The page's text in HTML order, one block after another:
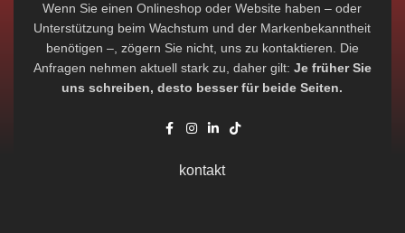
Wenn Sie einen Onlineshop oder Website haben – oder
Unterstützung beim Wachstum und der Markenbekanntheit
benötigen –, zögern Sie nicht, uns zu kontaktieren. Die
Anfragen nehmen aktuell stark zu, daher gilt: Je früher Sie
uns schreiben, desto besser für beide Seiten.
kontakt